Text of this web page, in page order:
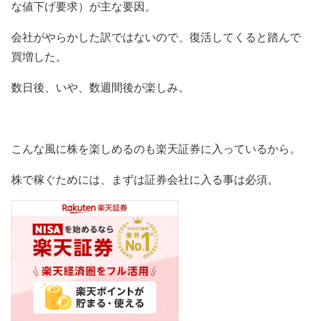
な値下げ要求）が主な要因。
会社がやらかした訳ではないので、復活してくると踏んで
買増した。
数日後、いや、数週間後が楽しみ。
こんな風に株を楽しめるのも楽天証券に入っているから。
株で稼ぐためには、まずは証券会社に入る事は必須。